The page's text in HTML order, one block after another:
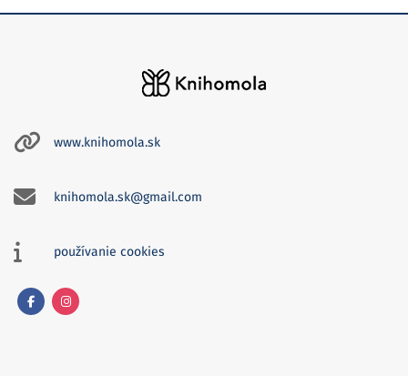
www.knihomola.sk
knihomola.sk@gmail.com
používanie cookies